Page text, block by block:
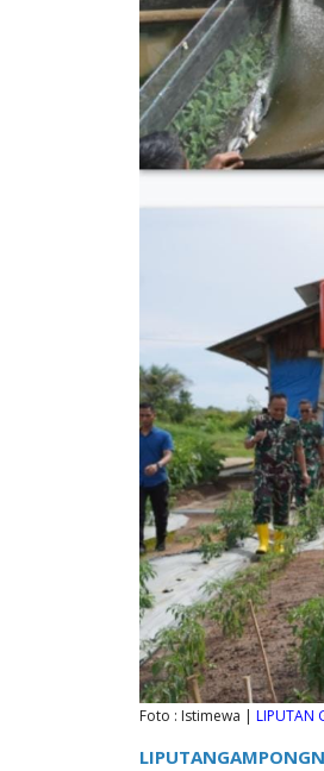
Foto : Istimewa | LIPUTAN